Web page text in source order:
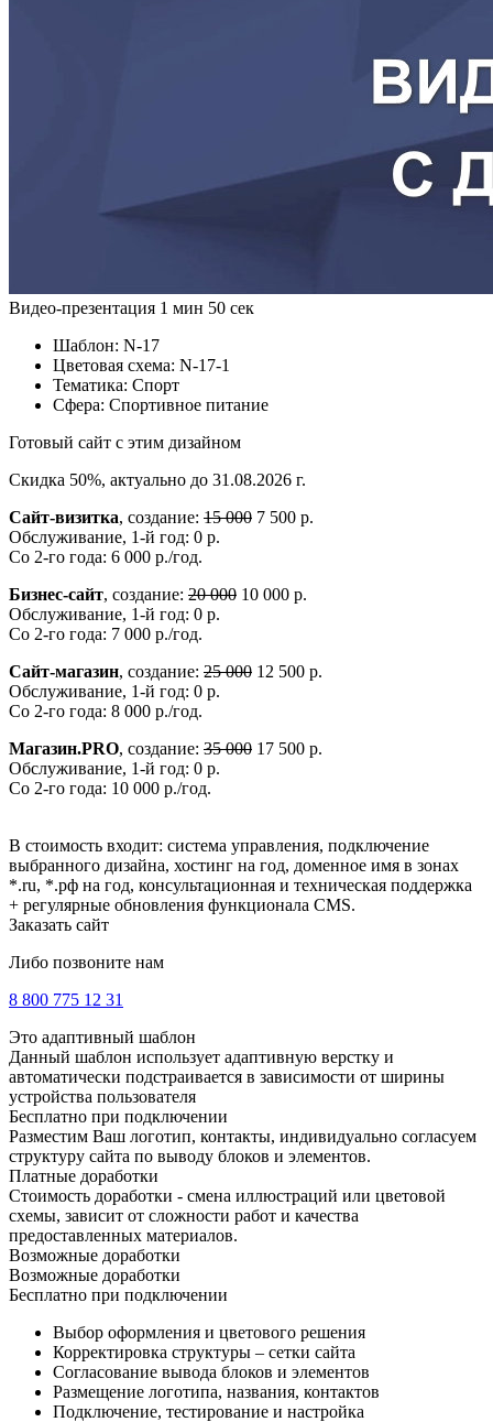
Видео-презентация 1 мин 50 сек
Шаблон: N-17
Цветовая схема: N-17-1
Тематика: Спорт
Сфера: Спортивное питание
Готовый сайт с этим дизайном
Скидка 50%, актуально до 31.08.2026 г.
Сайт-визитка, создание: 15 000 7 500 р.
Обслуживание, 1-й год: 0 р.
Со 2-го года: 6 000 р./год.
Бизнес-сайт, создание: 20 000 10 000 р.
Обслуживание, 1-й год: 0 р.
Со 2-го года: 7 000 р./год.
Сайт-магазин, создание: 25 000 12 500 р.
Обслуживание, 1-й год: 0 р.
Со 2-го года: 8 000 р./год.
Магазин.PRO, создание: 35 000 17 500 р.
Обслуживание, 1-й год: 0 р.
Со 2-го года: 10 000 р./год.
В стоимость входит: система управления, подключение
выбранного дизайна, хостинг на год, доменное имя в зонах
*.ru, *.рф на год, консультационная и техническая поддержка
+ регулярные обновления функционала CMS.
Заказать сайт
Либо позвоните нам
8 800 775 12 31
Это адаптивный шаблон
Данный шаблон использует адаптивную верстку и
автоматически подстраивается в зависимости от ширины
устройства пользователя
Бесплатно при подключении
Разместим Ваш логотип, контакты, индивидуально согласуем
структуру сайта по выводу блоков и элементов.
Платные доработки
Стоимость доработки - смена иллюстраций или цветовой
схемы, зависит от сложности работ и качества
предоставленных материалов.
Возможные доработки
Возможные доработки
Бесплатно при подключении
Выбор оформления и цветового решения
Корректировка структуры – сетки сайта
Согласование вывода блоков и элементов
Размещение логотипа, названия, контактов
Подключение, тестирование и настройка